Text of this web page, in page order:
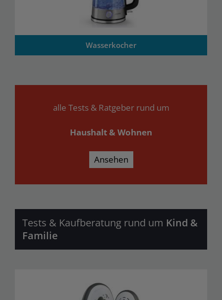
Wasserkocher
alle Tests & Ratgeber rund um
Haushalt & Wohnen
Ansehen
Tests & Kaufberatung rund um Kind &
Familie